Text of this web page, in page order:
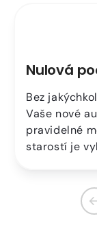
Nulová
Bez
Vaše nové
pravidelné
starostí je